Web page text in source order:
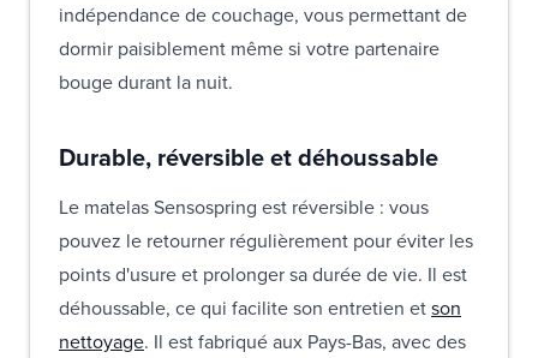
indépendance de couchage, vous permettant de
dormir paisiblement même si votre partenaire
bouge durant la nuit.
Durable, réversible et déhoussable
Le matelas Sensospring est réversible : vous
pouvez le retourner régulièrement pour éviter les
points d'usure et prolonger sa durée de vie. Il est
déhoussable, ce qui facilite son entretien etson
nettoyage. Il est fabriqué aux Pays-Bas, avec des